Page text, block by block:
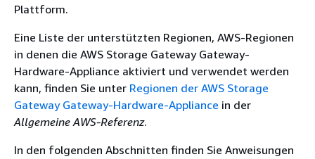
Plattform.
Eine Liste der unterstützten Regionen, AWS-Regionen
in denen die AWS Storage Gateway Gateway-
Hardware-Appliance aktiviert und verwendet werden
kann, finden Sie unter Regionen der AWS Storage
Gateway Gateway-Hardware-Appliance in der
Allgemeine AWS-Referenz.
In den folgenden Abschnitten finden Sie Anweisungen